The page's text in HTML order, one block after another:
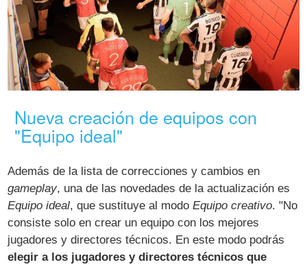
Nueva creación de equipos con
"Equipo ideal"
Además de la lista de correcciones y cambios en
gameplay, una de las novedades de la actualización es
Equipo ideal, que sustituye al modoEquipo creativo. "No
consiste solo en crear un equipo con los mejores
jugadores y directores técnicos. En este modo podrás
elegir a los jugadores y directores técnicos que